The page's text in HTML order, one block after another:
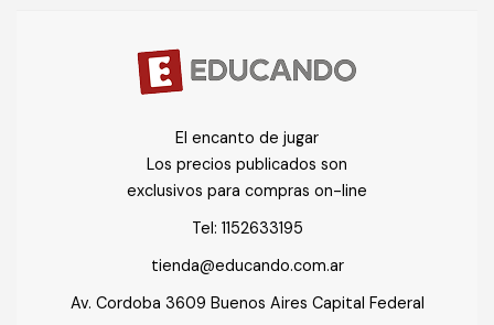
El encanto de jugar
Los precios publicados son
exclusivos para compras on-line
Tel: 1152633195
tienda@educando.com.ar
Av. Cordoba 3609 Buenos Aires Capital Federal